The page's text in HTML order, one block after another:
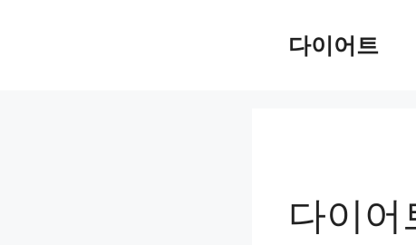
다이어트
다이어